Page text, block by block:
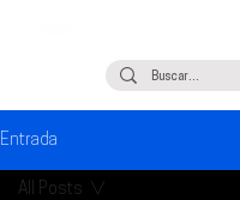
Entrada
All Posts